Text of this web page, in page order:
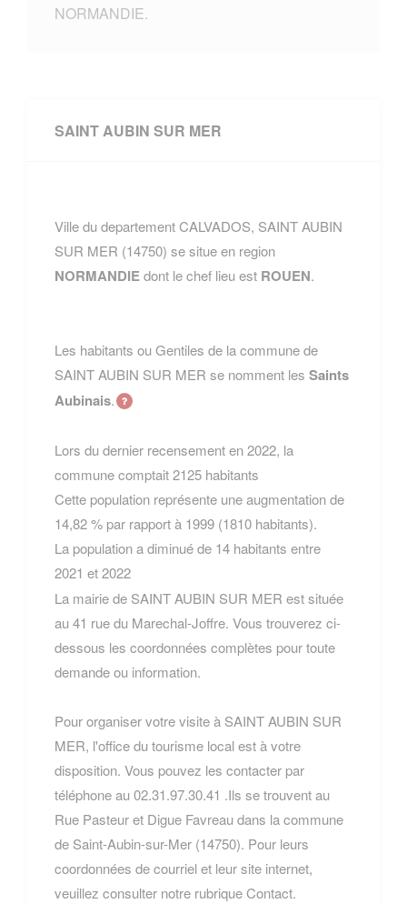
NORMANDIE.
SAINT AUBIN SUR MER
Ville du departement CALVADOS, SAINT AUBIN
SUR MER (14750) se situe en region
NORMANDIEdont le chef lieu est ROUEN.
Les habitants ou Gentiles de la commune de
SAINT AUBIN SUR MER se nomment les Saints
Aubinais.
Lors du dernier recensement en 2022, la
commune comptait 2125 habitants
Cette population représente une augmentation de
14,82 % par rapport à 1999 (1810 habitants).
La population a diminué de 14 habitants entre
2021 et 2022
La mairie de SAINT AUBIN SUR MER est située
au 41 rue du Marechal-Joffre. Vous trouverez ci-
dessous les coordonnées complètes pour toute
demande ou information.
Pour organiser votre visite à SAINT AUBIN SUR
MER, l'office du tourisme local est à votre
disposition. Vous pouvez les contacter par
téléphone au 02.31.97.30.41 .Ils se trouvent au
Rue Pasteur et Digue Favreau dans la commune
de Saint-Aubin-sur-Mer (14750). Pour leurs
coordonnées de courriel et leur site internet,
veuillez consulter notre rubrique Contact.